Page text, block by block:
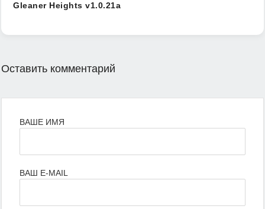
Gleaner Heights v1.0.21a
Оставить комментарий
ВАШЕ ИМЯ
ВАШ E-MAIL